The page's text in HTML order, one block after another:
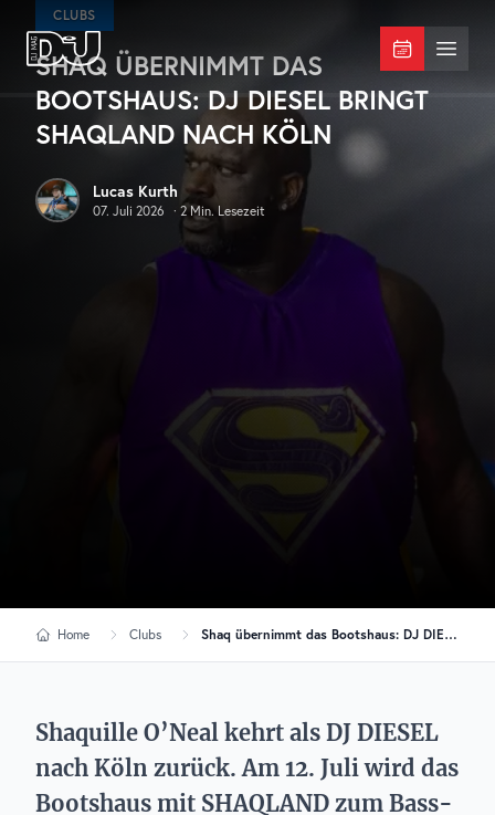
Zum Hauptinhalt springen
DJ Mag Germany Menü
CLUBS
SHAQ ÜBERNIMMT DAS
BOOTSHAUS: DJ DIESEL BRINGT
SHAQLAND NACH KÖLN
Lucas Kurth
07. Juli 2026 · 2Min. Lesezeit
Home Clubs Shaq übernimmt das Bootshaus: DJ DIESEL bringt SHAQLAND nach Köln
Shaquille O’Neal kehrt als DJ DIESEL
nach Köln zurück. Am 12. Juli wird das
Bootshaus mit SHAQLAND zum Bass-